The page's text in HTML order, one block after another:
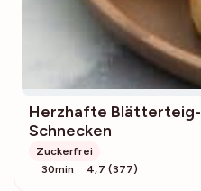
Herzhafte Blätterteig-
Schnecken
Zuckerfrei
30min
4,7 (377)